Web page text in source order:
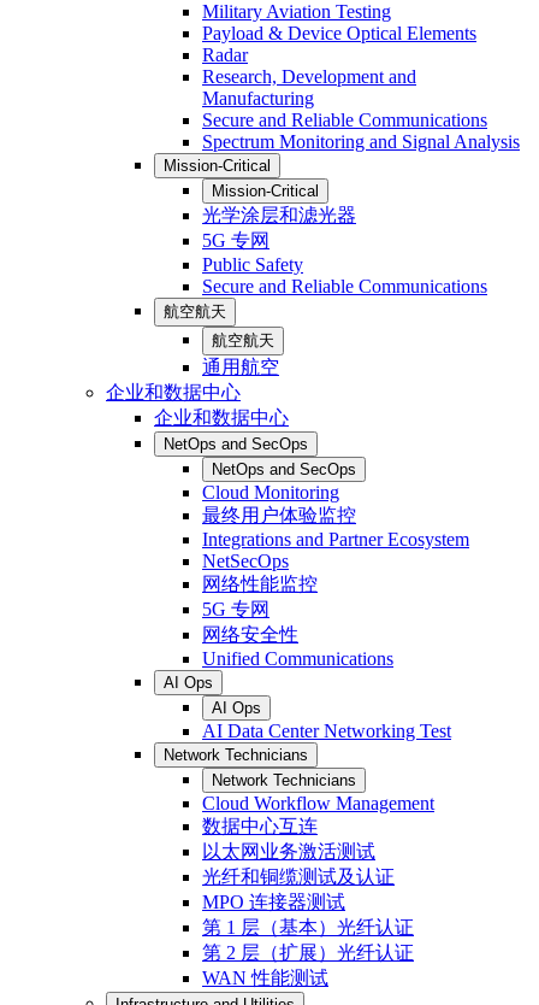
Military Aviation Testing
Payload & Device Optical Elements
Radar
Research, Development and
Manufacturing
Secure and Reliable Communications
Spectrum Monitoring and Signal Analysis
Mission-Critical
Mission-Critical
光学涂层和滤光器
5G 专网
Public Safety
Secure and Reliable Communications
航空航天
航空航天
通用航空
企业和数据中心
企业和数据中心
NetOps and SecOps
NetOps and SecOps
Cloud Monitoring
最终用户体验监控
Integrations and Partner Ecosystem
NetSecOps
网络性能监控
5G 专网
网络安全性
Unified Communications
AI Ops
AI Ops
AI Data Center Networking Test
Network Technicians
Network Technicians
Cloud Workflow Management
数据中心互连
以太网业务激活测试
光纤和铜缆测试及认证
MPO 连接器测试
第 1 层（基本）光纤认证
第 2 层（扩展）光纤认证
WAN 性能测试